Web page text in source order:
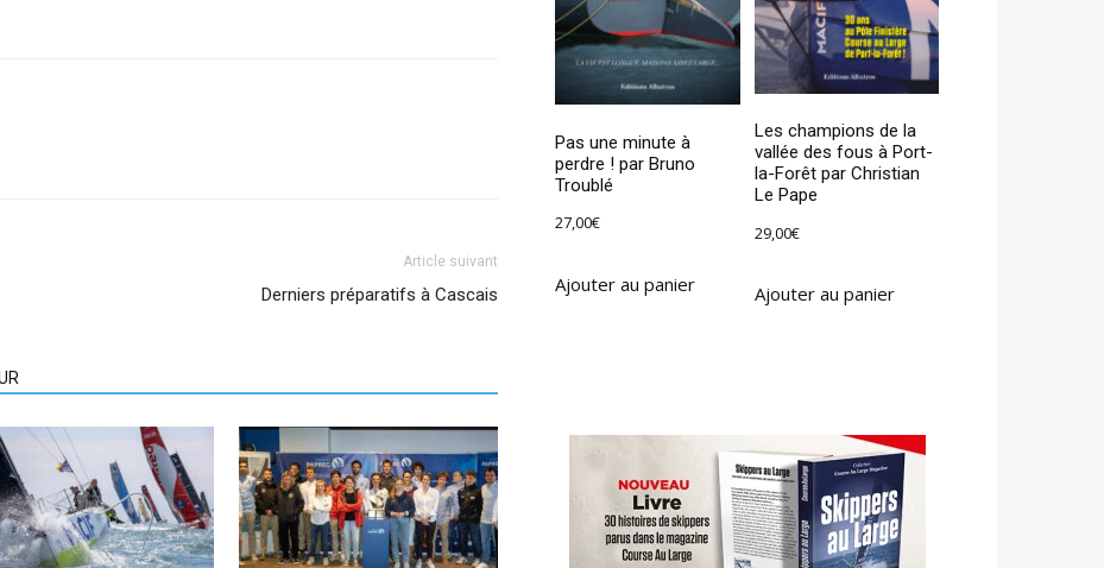
Article suivant
Derniers préparatifs à Cascais
Pas une minute à
perdre ! par Bruno
Troublé
27,00€
Ajouter au panier
Les champions de la
vallée des fous à Port-
la-Forêt par Christian
Le Pape
29,00€
Ajouter au panier